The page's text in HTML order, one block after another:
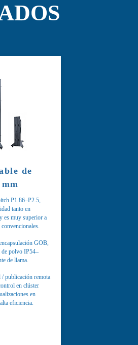
de
P1.86–P2.5,
tanto en
es muy superior a
GOB,
de polvo IP54–
de llama.
publicación remota
en clúster
en
eficiencia.